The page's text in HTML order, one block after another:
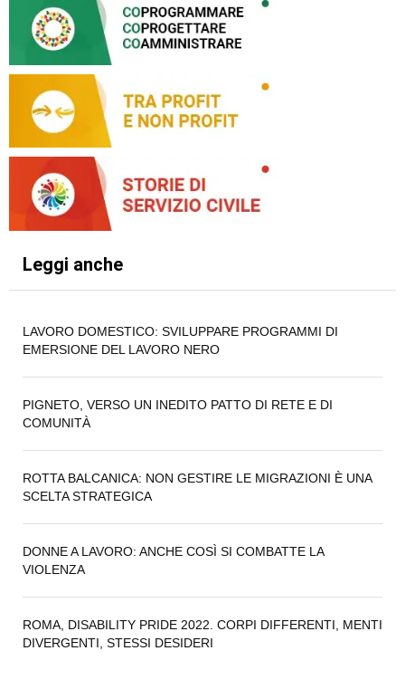
Leggi anche
LAVORO DOMESTICO: SVILUPPARE PROGRAMMI DI
EMERSIONE DEL LAVORO NERO
PIGNETO, VERSO UN INEDITO PATTO DI RETE E DI
COMUNITÀ
ROTTA BALCANICA: NON GESTIRE LE MIGRAZIONI È UNA
SCELTA STRATEGICA
DONNE A LAVORO: ANCHE COSÌ SI COMBATTE LA
VIOLENZA
ROMA, DISABILITY PRIDE 2022. CORPI DIFFERENTI, MENTI
DIVERGENTI, STESSI DESIDERI